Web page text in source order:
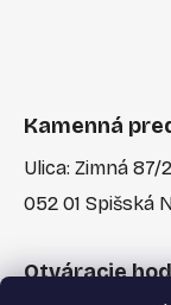
Kamenná
Ulica: Zimná 87/
052 01 Spišská
Otváracie